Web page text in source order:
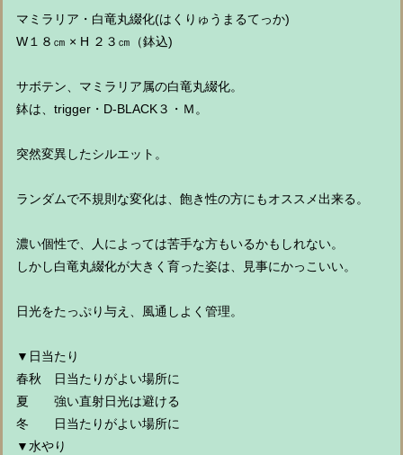
マミラリア・白竜丸綴化(はくりゅうまるてっか)
W１８㎝ × H ２３㎝（鉢込)
サボテン、マミラリア属の白竜丸綴化。
鉢は、trigger・D-BLACK３・Ｍ。
突然変異したシルエット。
ランダムで不規則な変化は、飽き性の方にもオススメ出来る。
濃い個性で、人によっては苦手な方もいるかもしれない。
しかし白竜丸綴化が大きく育った姿は、見事にかっこいい。
日光をたっぷり与え、風通しよく管理。
▼日当たり
春秋 日当たりがよい場所に
夏 強い直射日光は避ける
冬 日当たりがよい場所に
▼水やり